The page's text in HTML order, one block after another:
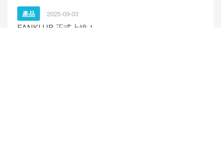
產品 2025-09-03
FANKLUB 正式上線！